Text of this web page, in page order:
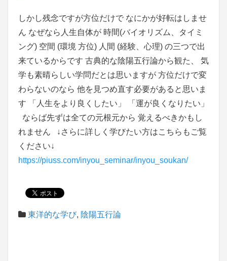
しかし残念ですが方位だけで なにかが好転はしませ
ん なぜなら人生自体が 時間(バイオリズム、タイミ
ング) 空間 (環境 方位) 人間 (経験、心理) の三つで出
来ているからです 古典的な陰陽五行論から観た、 気
学も素晴らしい学問だとは思いますが 方位だけで変
わらないのなら 他を見つめ直す必要があると思いま
す 「人生をより良くしたい」 「運が良くなりたい」
ならば先ずは全ての元根元から 覚えるべきかもし
れません ↓さらに詳しく学びたい方はこちらもご覧
ください↓
https://piuss.com/inyou_seminar/inyou_soukan/
東洋的な学び, 陰陽五行論